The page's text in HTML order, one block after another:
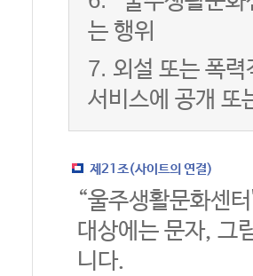
는 행위
7. 외설 또는 폭
서비스에 공개 또
제21조(사이트의 연결)
“울주생활문화센
대상에는 문자, 그
니다.